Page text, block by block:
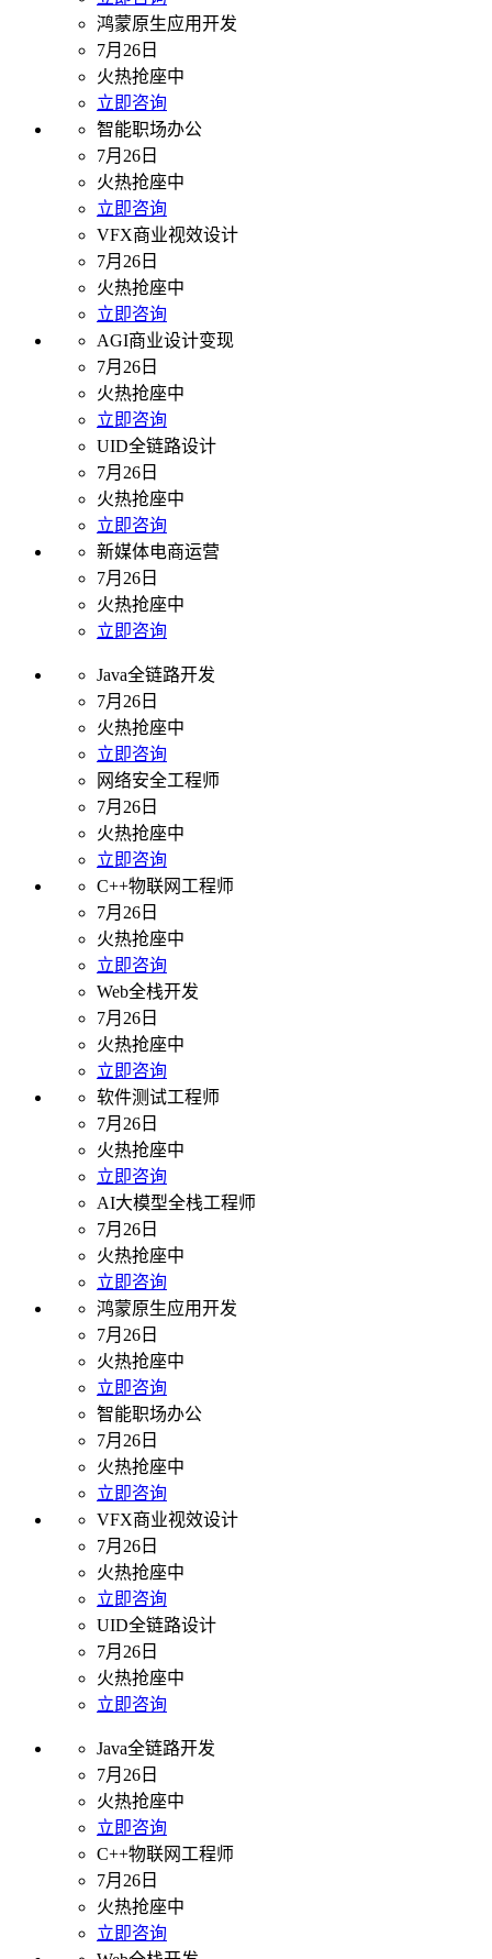
鸿蒙原生应用开发
7月26日
火热抢座中
立即咨询
智能职场办公
7月26日
火热抢座中
立即咨询
VFX商业视效设计
7月26日
火热抢座中
立即咨询
AGI商业设计变现
7月26日
火热抢座中
立即咨询
UID全链路设计
7月26日
火热抢座中
立即咨询
新媒体电商运营
7月26日
火热抢座中
立即咨询
Java全链路开发
7月26日
火热抢座中
立即咨询
网络安全工程师
7月26日
火热抢座中
立即咨询
C++物联网工程师
7月26日
火热抢座中
立即咨询
Web全栈开发
7月26日
火热抢座中
立即咨询
软件测试工程师
7月26日
火热抢座中
立即咨询
AI大模型全栈工程师
7月26日
火热抢座中
立即咨询
鸿蒙原生应用开发
7月26日
火热抢座中
立即咨询
智能职场办公
7月26日
火热抢座中
立即咨询
VFX商业视效设计
7月26日
火热抢座中
立即咨询
UID全链路设计
7月26日
火热抢座中
立即咨询
Java全链路开发
7月26日
火热抢座中
立即咨询
C++物联网工程师
7月26日
火热抢座中
立即咨询